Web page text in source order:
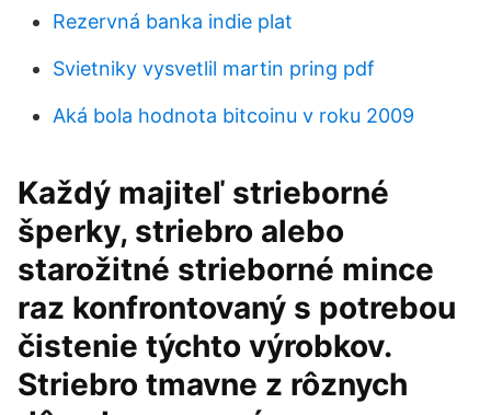
Rezervná banka indie plat
Svietniky vysvetlil martin pring pdf
Aká bola hodnota bitcoinu v roku 2009
Každý majiteľ strieborné
šperky, striebro alebo
starožitné strieborné mince
raz konfrontovaný s potrebou
čistenie týchto výrobkov.
Striebro tmavne z rôznych